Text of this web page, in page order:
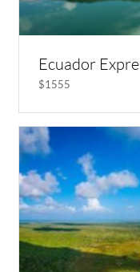
Ecuador
$1555